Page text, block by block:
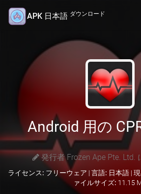
APK 日本語 ダウンロード
Android 用の
発行者 Frozen Ape Pte. Ltd.
ライセンス: フリーウェア | 言語: 日本語 |
ァイルサイズ: 11.15